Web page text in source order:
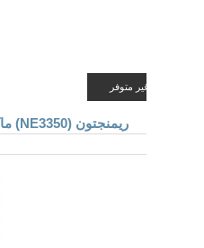
غير متوفر